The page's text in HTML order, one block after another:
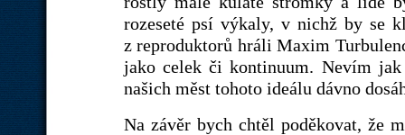
rozeseté psí výkaly, v nichž by se
z reproduktorů hráli Maxim
jako celek či kontinuum. Nevím
našich měst tohoto ideálu dávno
Na závěr bych chtěl poděkovat, že